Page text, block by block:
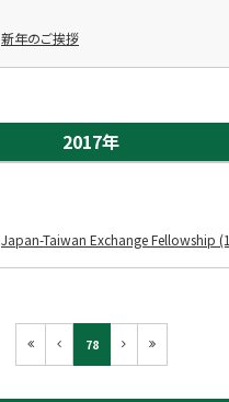
新年のご挨拶
2017年
Japan-Taiwan Exchange Fellowship
78